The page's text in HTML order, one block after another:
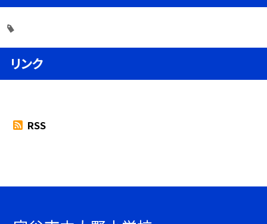
リンク
RSS